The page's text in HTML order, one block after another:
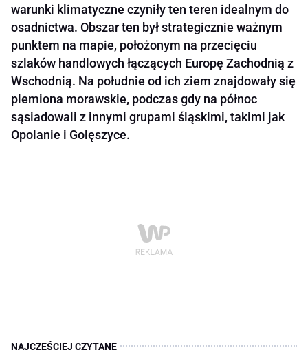
warunki klimatyczne czyniły ten teren idealnym do
osadnictwa. Obszar ten był strategicznie ważnym
punktem na mapie, położonym na przecięciu
szlaków handlowych łączących Europę Zachodnią z
Wschodnią. Na południe od ich ziem znajdowały się
plemiona morawskie, podczas gdy na północ
sąsiadowali z innymi grupami śląskimi, takimi jak
Opolanie i Golęszyce.